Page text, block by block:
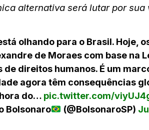
alternativa será lutar por sua
olhando para o Brasil. Hoje,
de Moraes com base na
de direitos humanos. É um
agora têm consequências
do… pic.twitter.com/
Bolsonaro
(@BolsonaroSP)